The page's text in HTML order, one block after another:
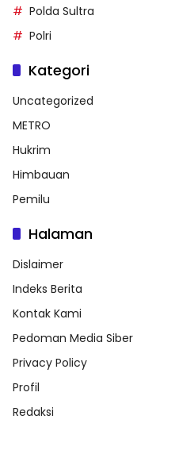
Polda Sultra
Polri
Kategori
Uncategorized
METRO
Hukrim
Himbauan
Pemilu
Halaman
Dislaimer
Indeks Berita
Kontak Kami
Pedoman Media Siber
Privacy Policy
Profil
Redaksi